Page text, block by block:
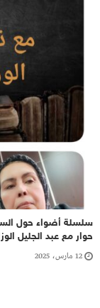
سلسلة أضواء حول السرد
حوار مع عبد الجليل
12 مارس، 2025